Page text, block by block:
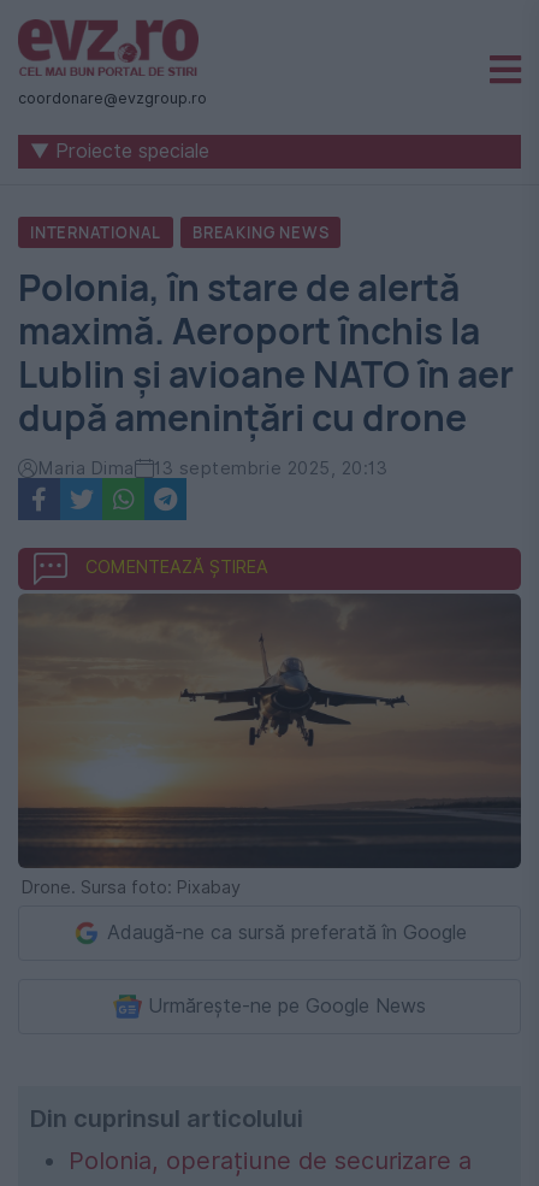
Știri
naționale
internaționale
România
-
Evenimentul
Zilei
coordonare@evzgroup.ro
▼ Proiecte speciale
INTERNATIONAL BREAKING NEWS
Polonia, în stare de alertă
maximă. Aeroport închis la
Lublin și avioane NATO în aer
după amenințări cu drone
Maria Dima 13 septembrie 2025, 20:13
COMENTEAZĂ ȘTIREA
Drone. Sursa foto: Pixabay
Adaugă-ne ca sursă preferată în Google
Urmărește-ne pe Google News
Din cuprinsul articolului
Polonia, operațiune de securizare a